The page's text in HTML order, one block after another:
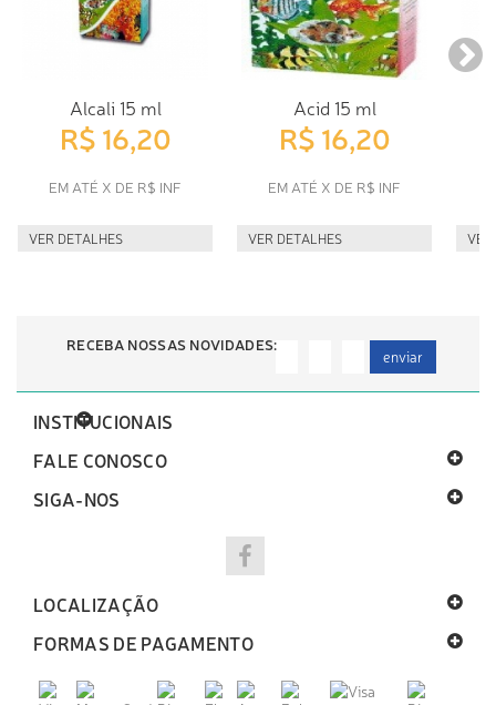
Alcali 15 ml
R$ 16,20
EM ATÉ X DE R$ INF
VER DETALHES
Acid 15 ml
R$ 16,20
EM ATÉ X DE R$ INF
VER DETALHES VER
RECEBA NOSSAS NOVIDADES:
enviar
INSTITUCIONAIS
FALE CONOSCO
SIGA-NOS
LOCALIZAÇÃO
FORMAS DE PAGAMENTO